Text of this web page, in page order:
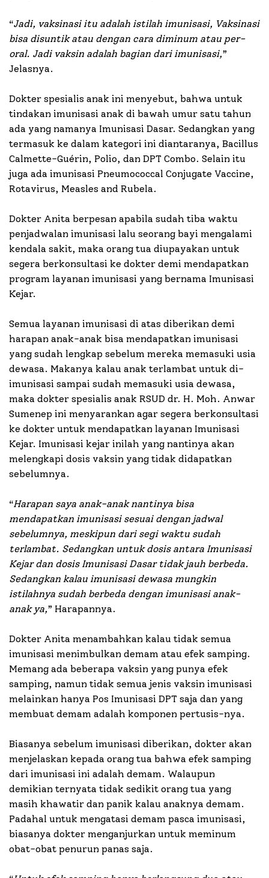
“Jadi, vaksinasi itu adalah istilah imunisasi, Vaksinasi
bisa disuntik atau dengan cara diminum atau per-
oral. Jadi vaksin adalah bagian dari imunisasi,”
Jelasnya.
Dokter spesialis anak ini menyebut, bahwa untuk
tindakan imunisasi anak di bawah umur satu tahun
ada yang namanya Imunisasi Dasar. Sedangkan yang
termasuk ke dalam kategori ini diantaranya, Bacillus
Calmette-Guérin, Polio, dan DPT Combo. Selain itu
juga ada imunisasi Pneumococcal Conjugate Vaccine,
Rotavirus, Measles and Rubela.
Dokter Anita berpesan apabila sudah tiba waktu
penjadwalan imunisasi lalu seorang bayi mengalami
kendala sakit, maka orang tua diupayakan untuk
segera berkonsultasi ke dokter demi mendapatkan
program layanan imunisasi yang bernama Imunisasi
Kejar.
Semua layanan imunisasi di atas diberikan demi
harapan anak-anak bisa mendapatkan imunisasi
yang sudah lengkap sebelum mereka memasuki usia
dewasa. Makanya kalau anak terlambat untuk di-
imunisasi sampai sudah memasuki usia dewasa,
maka dokter spesialis anak RSUD dr. H. Moh. Anwar
Sumenep ini menyarankan agar segera berkonsultasi
ke dokter untuk mendapatkan layanan Imunisasi
Kejar. Imunisasi kejar inilah yang nantinya akan
melengkapi dosis vaksin yang tidak didapatkan
sebelumnya.
“Harapan saya anak-anak nantinya bisa
mendapatkan imunisasi sesuai dengan jadwal
sebelumnya, meskipun dari segi waktu sudah
terlambat. Sedangkan untuk dosis antara Imunisasi
Kejar dan dosis Imunisasi Dasar tidak jauh berbeda.
Sedangkan kalau imunisasi dewasa mungkin
istilahnya sudah berbeda dengan imunisasi anak-
anak ya,” Harapannya.
Dokter Anita menambahkan kalau tidak semua
imunisasi menimbulkan demam atau efek samping.
Memang ada beberapa vaksin yang punya efek
samping, namun tidak semua jenis vaksin imunisasi
melainkan hanya Pos Imunisasi DPT saja dan yang
membuat demam adalah komponen pertusis-nya.
Biasanya sebelum imunisasi diberikan, dokter akan
menjelaskan kepada orang tua bahwa efek samping
dari imunisasi ini adalah demam. Walaupun
demikian ternyata tidak sedikit orang tua yang
masih khawatir dan panik kalau anaknya demam.
Padahal untuk mengatasi demam pasca imunisasi,
biasanya dokter menganjurkan untuk meminum
obat-obat penurun panas saja.